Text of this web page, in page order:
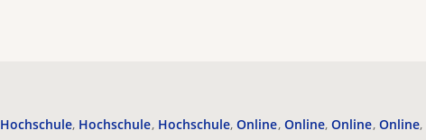
Hochschule Hochschule Hochschule Online Online Online Online